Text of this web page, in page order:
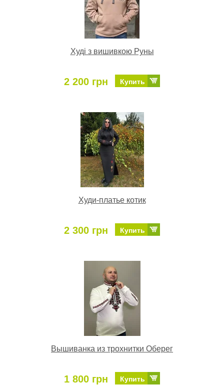
Худі з вишивкою Руны
2 200 грн Купить
Худи-платье котик
2 300 грн Купить
Вышиванка из трохнитки Оберег
1 800 грн Купить